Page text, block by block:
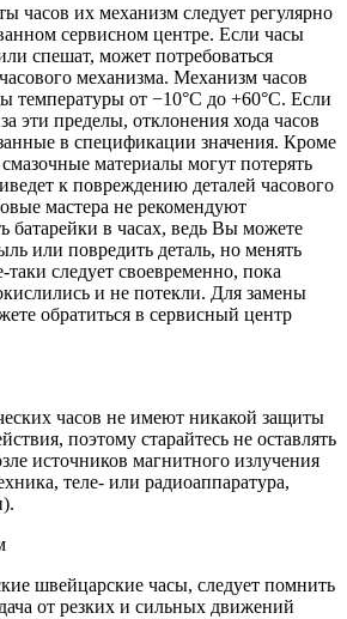
часов их механизм следует регулярно
сервисном центре. Если часы
спешат, может потребоваться
механизма. Механизм часов
температуры от −10°C до +60°C. Если
эти пределы, отклонения хода часов
в спецификации значения. Кроме
материалы могут потерять
к повреждению деталей часового
мастера не рекомендуют
батарейки в часах, ведь Вы можете
или повредить деталь, но менять
следует своевременно, пока
и не потекли. Для замены
обратиться в сервисный центр
часов не имеют никакой защиты
поэтому старайтесь не оставлять
источников магнитного излучения
теле- или радиоаппаратура,
швейцарские часы, следует помнить
от резких и сильных движений